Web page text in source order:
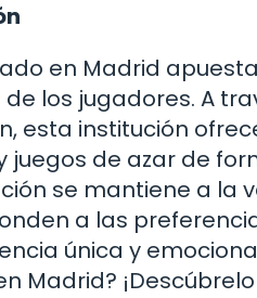
en Madrid
los jugadores. A
esta institución
de azar de
se mantiene a la
a las
única y
Madrid?